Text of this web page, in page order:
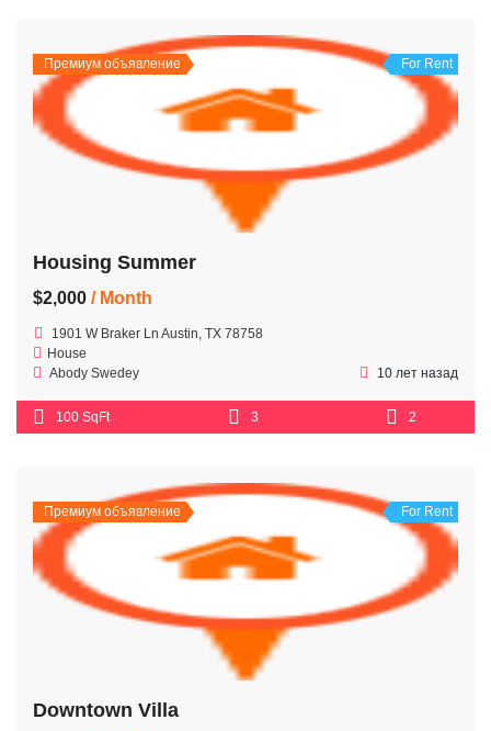
Премиум объявление For Rent
Housing Summer
$2,000 / Month
1901 W Braker Ln Austin, TX 78758
House
Abody Swedey
10 лет назад
100 SqFt 3 2
Премиум объявление For Rent
Downtown Villa